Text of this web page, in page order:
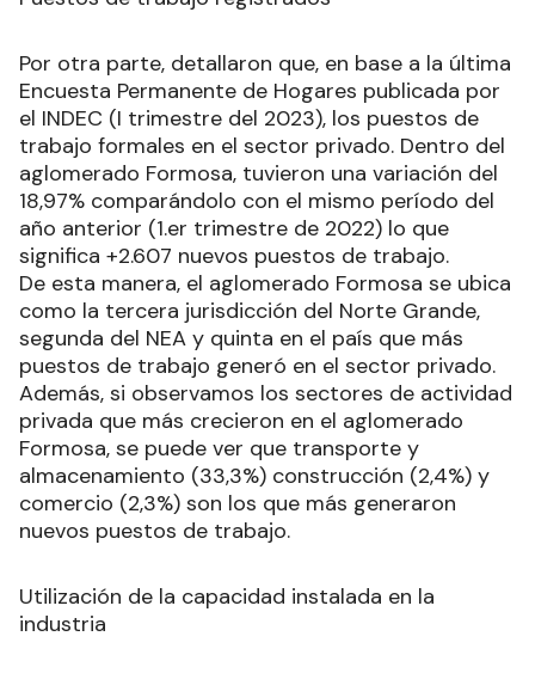
Por otra parte, detallaron que, en base a la última
Encuesta Permanente de Hogares publicada por
el INDEC (I trimestre del 2023), los puestos de
trabajo formales en el sector privado. Dentro del
aglomerado Formosa, tuvieron una variación del
18,97% comparándolo con el mismo período del
año anterior (1.er trimestre de 2022) lo que
significa +2.607 nuevos puestos de trabajo.
De esta manera, el aglomerado Formosa se ubica
como la tercera jurisdicción del Norte Grande,
segunda del NEA y quinta en el país que más
puestos de trabajo generó en el sector privado.
Además, si observamos los sectores de actividad
privada que más crecieron en el aglomerado
Formosa, se puede ver que transporte y
almacenamiento (33,3%) construcción (2,4%) y
comercio (2,3%) son los que más generaron
nuevos puestos de trabajo.
Utilización de la capacidad instalada en la
industria